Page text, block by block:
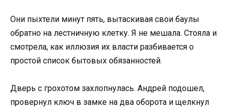
Они пыхтели минут пять, вытаскивая свои баулы
обратно на лестничную клетку. Я не мешала. Стояла и
смотрела, как иллюзия их власти разбивается о
простой список бытовых обязанностей.
Дверь с грохотом захлопнулась. Андрей подошел,
провернул ключ в замке на два оборота и щелкнул